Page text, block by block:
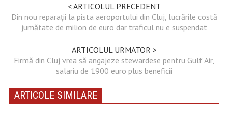
< ARTICOLUL PRECEDENT
Din nou reparații la pista aeroportului din Cluj, lucrările costă
jumătate de milion de euro dar traficul nu e suspendat
ARTICOLUL URMATOR >
Firmă din Cluj vrea să angajeze stewardese pentru Gulf Air,
salariu de 1900 euro plus beneficii
ARTICOLE SIMILARE